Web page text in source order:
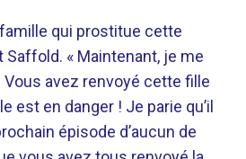
qui prostitue cette
Saffold. « Maintenant, je me
avez renvoyé cette fille
est en danger ! Je parie qu’il
épisode d’aucun de